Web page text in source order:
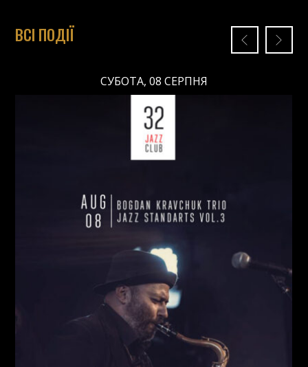
ВСІ ПОДІЇ
СУБОТА, 08 СЕРПНЯ
Ціна:
Богдан Кравчук (Саксофон
,) Олександр Ємець